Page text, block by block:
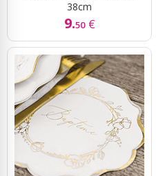
38cm
9.50 €